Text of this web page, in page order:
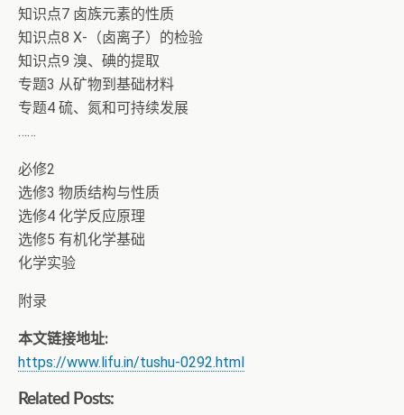
知识点7 卤族元素的性质
知识点8 X-（卤离子）的检验
知识点9 溴、碘的提取
专题3 从矿物到基础材料
专题4 硫、氮和可持续发展
……
必修2
选修3 物质结构与性质
选修4 化学反应原理
选修5 有机化学基础
化学实验
附录
本文链接地址:
https://www.lifu.in/tushu-0292.html
Related Posts: